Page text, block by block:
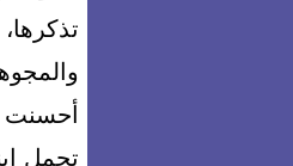
أحسنت
تحمل